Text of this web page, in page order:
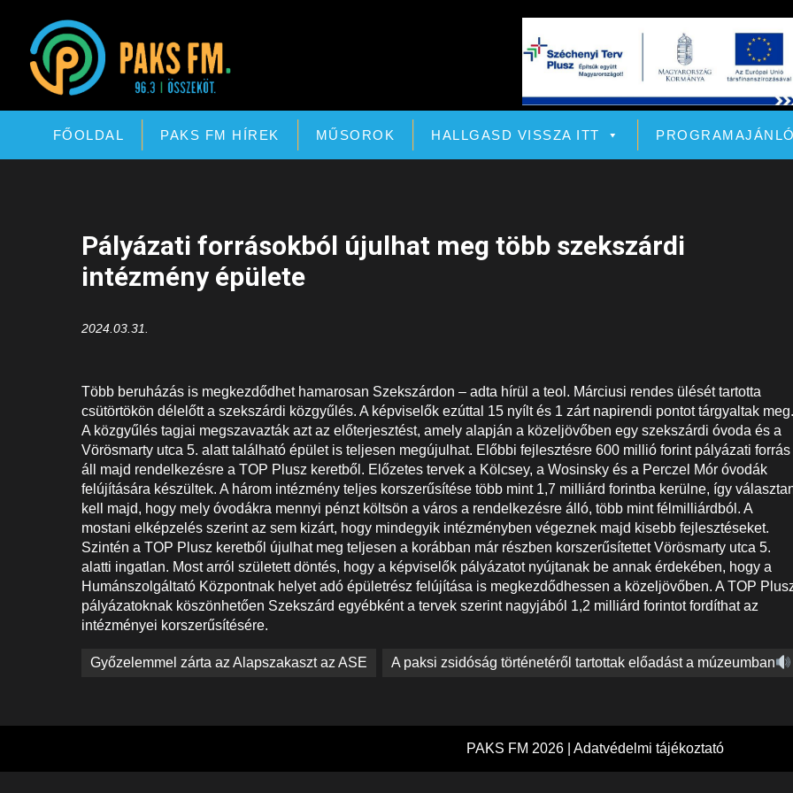
Paks FM
FŐOLDAL PAKS FM HÍREK MŰSOROK HALLGASD VISSZA ITT PROGRAMAJÁNLÓ
Pályázati forrásokból újulhat meg több szekszárdi
intézmény épülete
2024.03.31.
Több beruházás is megkezdődhet hamarosan Szekszárdon – adta hírül a teol. Márciusi rendes ülését tartotta
csütörtökön délelőtt a szekszárdi közgyűlés. A képviselők ezúttal 15 nyílt és 1 zárt napirendi pontot tárgyaltak meg.
A közgyűlés tagjai megszavazták azt az előterjesztést, amely alapján a közeljövőben egy szekszárdi óvoda és a
Vörösmarty utca 5. alatt található épület is teljesen megújulhat. Előbbi fejlesztésre 600 millió forint pályázati forrás
áll majd rendelkezésre a TOP Plusz keretből. Előzetes tervek a Kölcsey, a Wosinsky és a Perczel Mór óvodák
felújítására készültek. A három intézmény teljes korszerűsítése több mint 1,7 milliárd forintba kerülne, így
kell majd, hogy mely óvodákra mennyi pénzt költsön a város a rendelkezésre álló, több mint félmilliárdból. A
mostani elképzelés szerint az sem kizárt, hogy mindegyik intézményben végeznek majd kisebb fejlesztéseket.
Szintén a TOP Plusz keretből újulhat meg teljesen a korábban már részben korszerűsítettet Vörösmarty utca 5.
alatti ingatlan. Most arról született döntés, hogy a képviselők pályázatot nyújtanak be annak érdekében, hogy a
Humánszolgáltató Központnak helyet adó épületrész felújítása is megkezdődhessen a közeljövőben. A TOP
pályázatoknak köszönhetően Szekszárd egyébként a tervek szerint nagyjából 1,2 milliárd forintot fordíthat az
intézményei korszerűsítésére.
Bejegyzés
Győzelemmel zárta az Alapszakaszt az ASE A paksi zsidóság történetéről tartottak előadást a múzeumban
PAKS FM 2026 | Adatvédelmi tájékoztató